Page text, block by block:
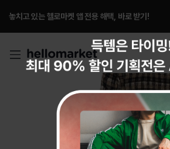
놓치고 있는 헬로마켓 앱 전용 해택, 바로 받기!